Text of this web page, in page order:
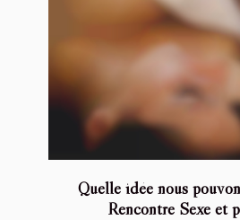
Quelle idée nous
Rencontre Sexe et